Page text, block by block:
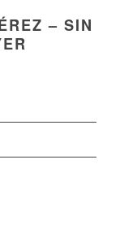
– SIN